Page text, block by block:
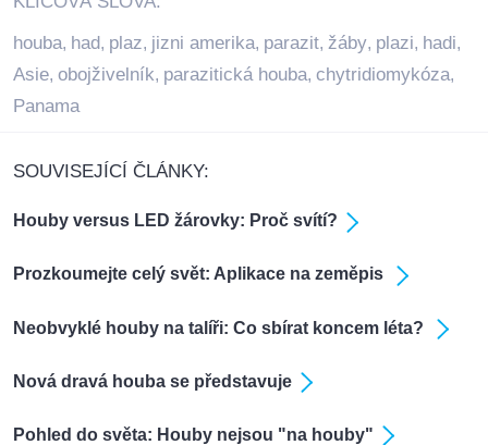
houba, had, plaz, jizni amerika, parazit, žáby, plazi, hadi,
Asie, obojživelník, parazitická houba, chytridiomykóza,
Panama
SOUVISEJÍCÍ ČLÁNKY:
Houby versus LED žárovky: Proč svítí?
Prozkoumejte celý svět: Aplikace na zeměpis
Neobvyklé houby na talíři: Co sbírat koncem léta?
Nová dravá houba se představuje
Pohled do světa: Houby nejsou "na houby"